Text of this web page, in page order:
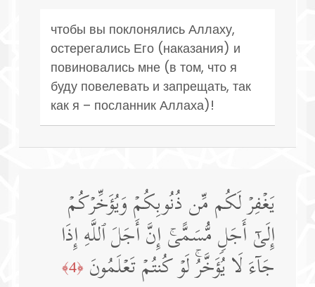
чтобы вы поклонялись Аллаху,
остерегались Его (наказания) и
повиновались мне (в том, что я
буду повелевать и запрещать, так
как я – посланник Аллаха)!
یَغۡفِرۡ لَكُم مِّن ذُنُوبِكُمۡ وَیُؤَخِّرۡكُمۡ
إِلَىٰۤ أَجَلࣲ مُّسَمًّىۚ إِنَّ أَجَلَ ٱللَّهِ إِذَا
جَاۤءَ لَا یُؤَخَّرُۚ لَوۡ كُنتُمۡ تَعۡلَمُونَ ﴿4﴾